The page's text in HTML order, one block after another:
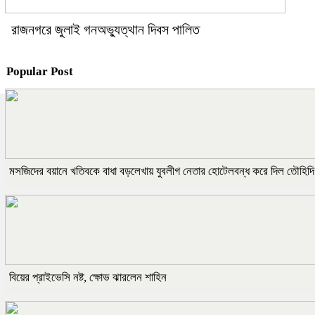
রাজনগরে জুলাই গনঅভ্যুত্থান দিবস পালিত
Popular Post
মসজিদের বয়ানে খতিবকে বাধা বড়লেখায় যুবলীগ নেতার হোটেলবন্ধ করে দিল
বিয়ের প্রাইভেসি নষ্ট, ক্ষোভ ঝারলেন শাহিন